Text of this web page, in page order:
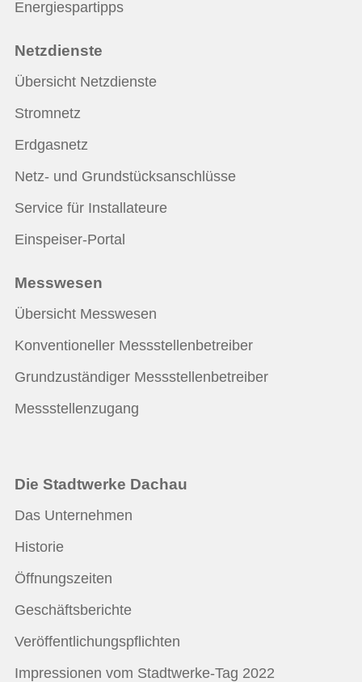
Energiespartipps
Netzdienste
Übersicht Netzdienste
Stromnetz
Erdgasnetz
Netz- und Grundstücksanschlüsse
Service für Installateure
Einspeiser-Portal
Messwesen
Übersicht Messwesen
Konventioneller Messstellenbetreiber
Grundzuständiger Messstellenbetreiber
Messstellenzugang
Die Stadtwerke Dachau
Das Unternehmen
Historie
Öffnungszeiten
Geschäftsberichte
Veröffentlichungspflichten
Impressionen vom Stadtwerke-Tag 2022